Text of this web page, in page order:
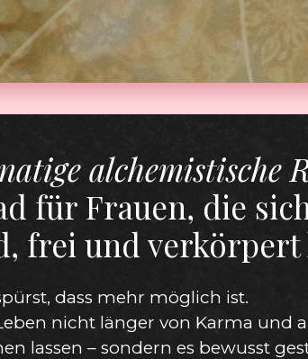
alchemistische
für Frauen, die
frei und verkörpert
dass mehr möglich ist.
nicht länger von Karma und
lassen – sondern es bewusst